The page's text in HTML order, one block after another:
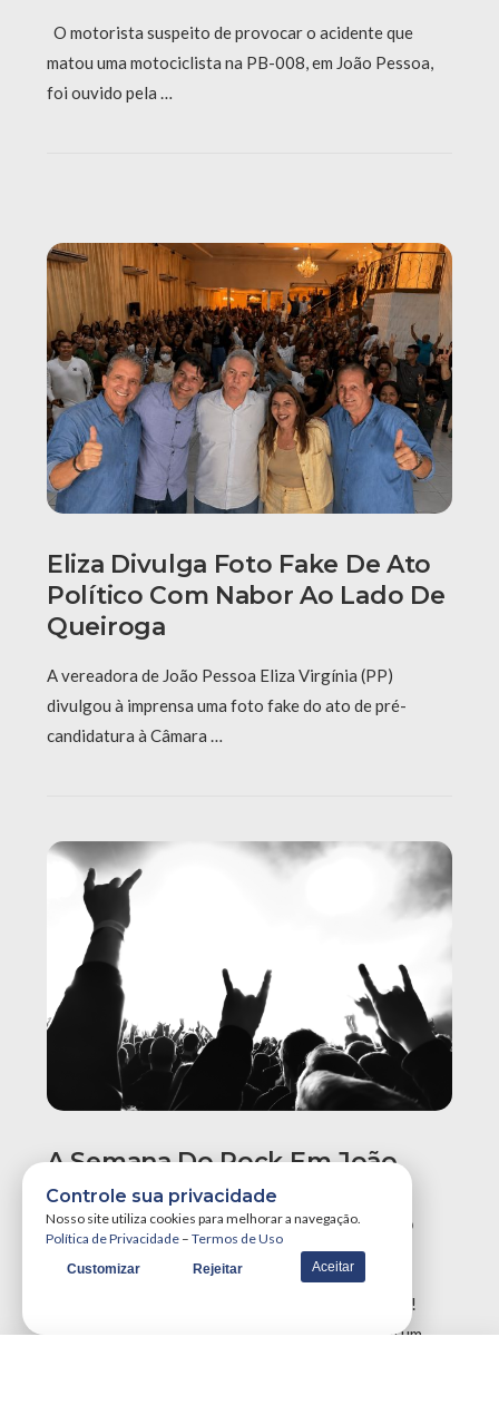
O motorista suspeito de provocar o acidente que
matou uma motociclista na PB-008, em João Pessoa,
foi ouvido pela …
Eliza Divulga Foto Fake De Ato
Político Com Nabor Ao Lado De
Queiroga
A vereadora de João Pessoa Eliza Virgínia (PP)
divulgou à imprensa uma foto fake do ato de pré-
candidatura à Câmara …
A Semana Do Rock Em João
Pessoa Promete Um Dos
Maiores Finais De Semana Do
A Semana do Rock em João Pessoa tá destruidora!
Simplesmente teremos três grandes eventos em um
Controle sua privacidade
Nosso site utiliza cookies para melhorar a navegação.
Política de Privacidade – Termos de Uso
Customizar Rejeitar Aceitar